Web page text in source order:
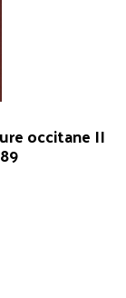
occitane II